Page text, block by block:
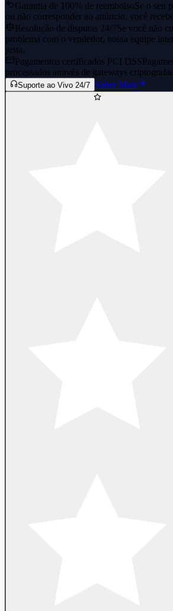
Garantia de 100% de reembolsoSe o seu
ou não corresponder ao anúncio, você
Resolução de disputas 24/7Se você não
problema com o vendedor, nossa equipe
justa.
Pagamentos certificados PCI DSS
processados através de gateways
Suporte ao Vivo 24/7 Saber Mais